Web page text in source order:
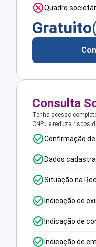
Quadro
Gratuito
Consulta
Tenha acesso
CNPJ e reduza riscos
Confirmação
Dados
Situação na
Indicação de
Indicação de
Indicação de